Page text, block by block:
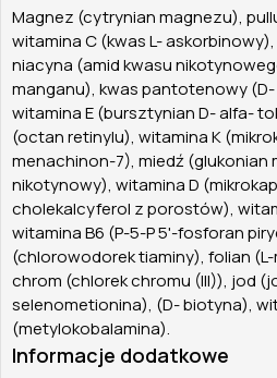
Magnez (cytrynian magnezu),
witamina C (kwas L-
niacyna (amid kwasu
manganu), kwas pantotenowy
witamina E (bursztynian D- alfa-
(octan retinylu), witamina K
menachinon-7), miedź (glukonian
nikotynowy), witamina D
cholekalcyferol z porostów),
witamina B6 (P-5-P 5'-fosforan
(chlorowodorek tiaminy), folian
chrom (chlorek chromu (III)), jod
selenometionina), (D- biotyna),
(metylokobalamina).
Informacje dodatkowe